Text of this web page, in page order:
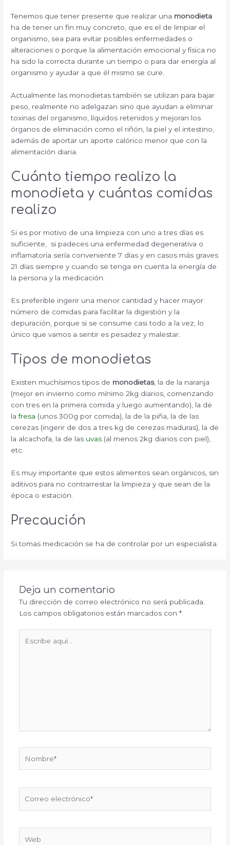
Tenemos que tener presente que realizar una monodieta
ha de tener un fin muy concreto, que es el de limpiar el
organismo, sea para evitar posibles enfermedades o
alteraciones o porque la alimentación emocional y física no
ha sido la correcta durante un tiempo o para dar energía al
organismo y ayudar a que él mismo se cure.
Actualmente las monodietas también se utilizan para bajar
peso, realmente no adelgazan sino que ayudan a eliminar
toxinas del organismo, líquidos retenidos y mejoran los
órganos de eliminación como el riñón, la piel y el intestino,
además de aportar un aporte calórico menor que con la
alimentación diaria.
Cuánto tiempo realizo la
monodieta y cuántas comidas
realizo
Si es por motivo de una limpieza con uno a tres días es
suficiente, si padeces una enfermedad degenerativa o
inflamatoria sería conveniente 7 días y en casos más graves
21 días siempre y cuando se tenga en cuenta la energía de
la persona y la medicación.
Es preferible ingerir una menor cantidad y hacer mayor
número de comidas para facilitar la digestión y la
depuración, porque si se consume casi todo a la vez, lo
único que vamos a sentir es pesadez y malestar.
Tipos de monodietas
Existen muchísimos tipos de monodietas, la de la naranja
(mejor en invierno como mínimo 2kg diarios, comenzando
con tres en la primera comida y luego aumentando), la de
lafresa (unos 300g por comida), la de la piña, la de las
cerezas (ingerir de dos a tres kg de cerezas maduras), la de
la alcachofa, la de las uvas (al menos 2kg diarios con piel),
etc.
Es muy importante que estos alimentos sean orgánicos, sin
aditivos para no contrarrestar la limpieza y que sean de la
época o estación.
Precaución
Si tomas medicación se ha de controlar por un especialista.
Deja un comentario
Tu dirección de correo electrónico no será publicada.
Los campos obligatorios están marcados con *
aquí...
electrónico*